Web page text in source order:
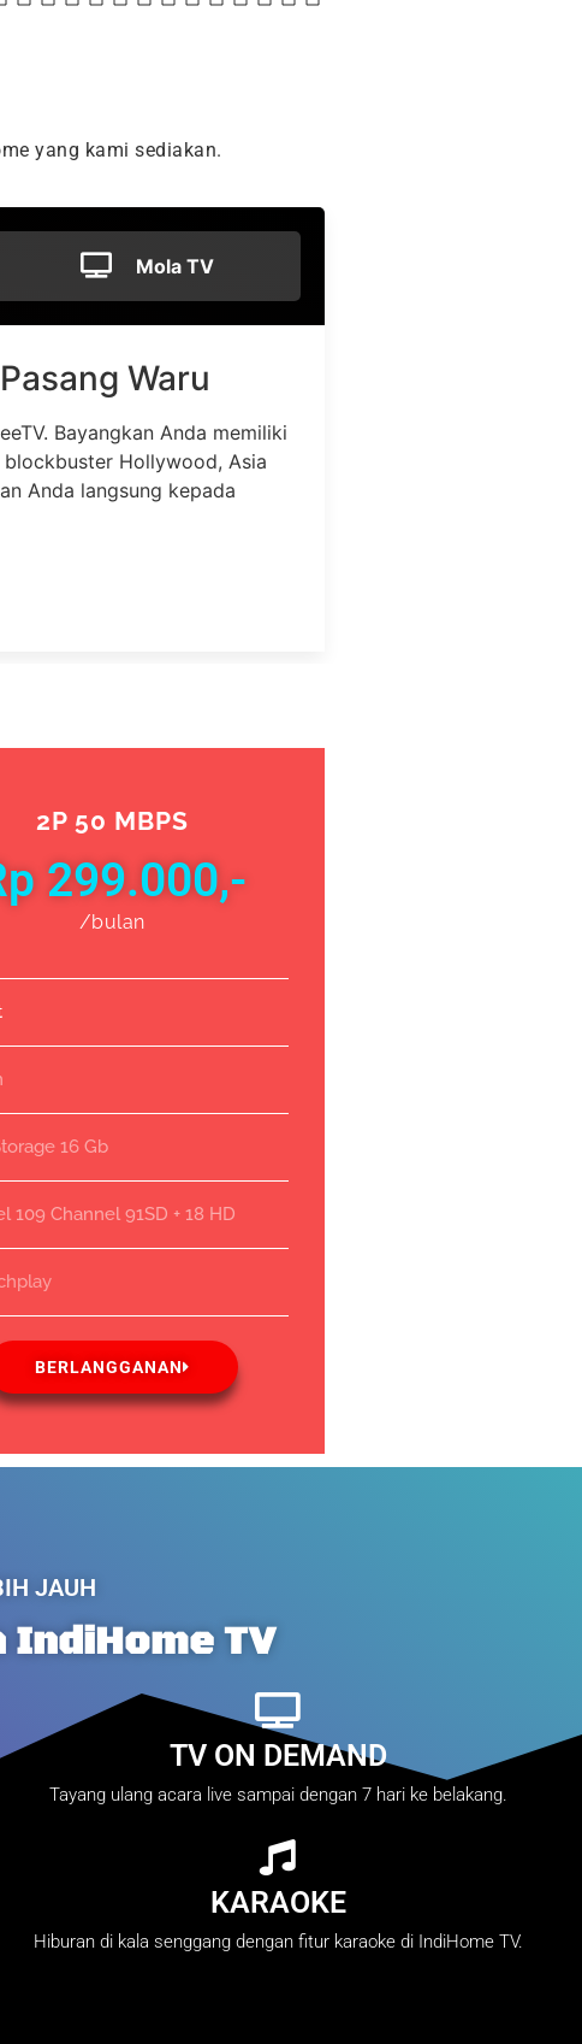
yang kami sediakan.
Mola TV
Bayangkan Anda memiliki
Hollywood, Asia
Anda langsung kepada
2P 50 MBPS
299.000,-
/bulan
16 Gb
109 Channel 91SD + 18 HD
BERLANGGANAN
JAUH
TV
TV ON DEMAND
Tayang ulang acara live sampai dengan 7 hari ke belakang.
KARAOKE
Hiburan di kala senggang dengan fitur karaoke di IndiHome TV.